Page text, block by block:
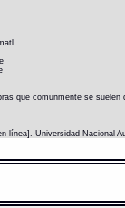
que comunmente se
línea]. Universidad Nacional